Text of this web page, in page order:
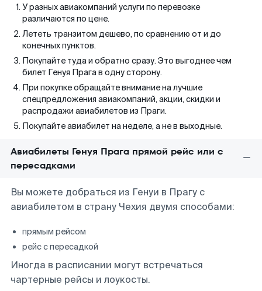
У разных авиакомпаний услуги по перевозке
различаются по цене.
Лететь транзитом дешево, по сравнению от и до
конечных пунктов.
Покупайте туда и обратно сразу. Это выгоднее чем
билет Генуя Прага в одну сторону.
При покупке обращайте внимание на лучшие
спецпредложения авиакомпаний, акции, скидки и
распродажи авиабилетов из Праги.
Покупайте авиабилет на неделе, а не в выходные.
Авиабилеты Генуя Прага прямой рейс или с
пересадками
Вы можете добраться из Генуи в Прагу с
авиабилетом в страну Чехия двумя способами:
прямым рейсом
рейс с пересадкой
Иногда в расписании могут встречаться
чартерные рейсы и лоукосты.